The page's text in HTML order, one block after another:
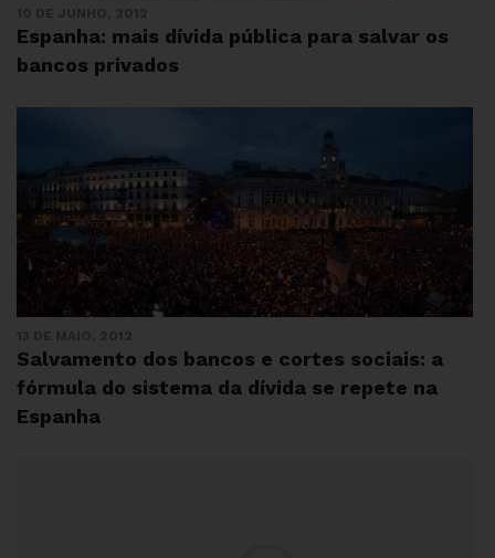
Espanha: mais dívida pública para salvar os
bancos privados
Salvamento dos bancos e cortes sociais: a
fórmula do sistema da dívida se repete na
Espanha